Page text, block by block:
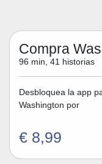
Compra
96 min, 41 historias
Desbloquea la app
Washington por
€ 8,99